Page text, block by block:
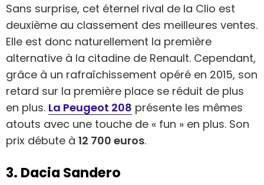
Sans surprise, cet éternel rival de la Clio est
deuxième au classement des meilleures ventes.
Elle est donc naturellement la première
alternative à la citadine de Renault. Cependant,
grâce à un rafraîchissement opéré en 2015, son
retard sur la première place se réduit de plus
en plus. La Peugeot 208 présente les mêmes
atouts avec une touche de « fun » en plus. Son
prix débute à 12 700 euros.
3. Dacia Sandero